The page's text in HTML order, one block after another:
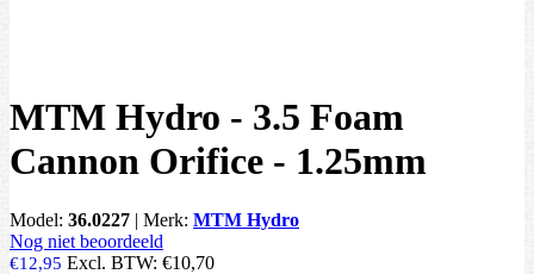
MTM Hydro - 3.5 Foam
Cannon Orifice - 1.25mm
Model: 36.0227 | Merk: MTM Hydro
Nog niet beoordeeld
€12,95 Excl. BTW: €10,70